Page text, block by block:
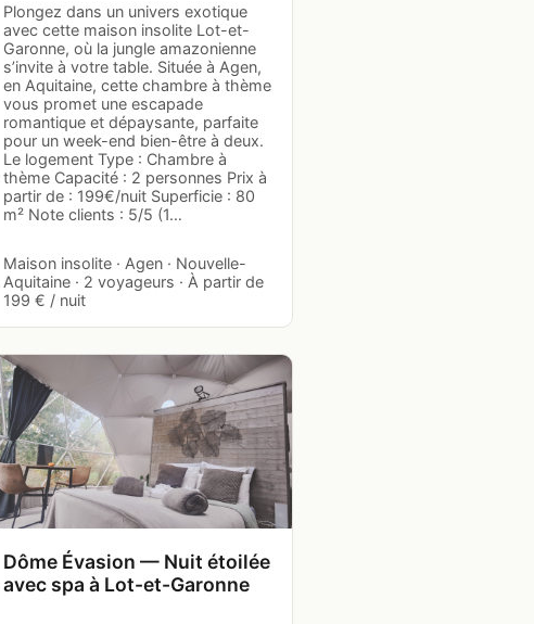
Plongez dans un univers exotique
avec cette maison insolite Lot-et-
Garonne, où la jungle amazonienne
s’invite à votre table. Située à Agen,
en Aquitaine, cette chambre à thème
vous promet une escapade
romantique et dépaysante, parfaite
pour un week-end bien-être à deux.
Le logement Type : Chambre à
thème Capacité : 2 personnes Prix à
partir de : 199€/nuit Superficie : 80
m² Note clients : 5/5 (1…
Maison insolite · Agen · Nouvelle-
Aquitaine · 2 voyageurs · À partir de
199 € / nuit
Dôme Évasion — Nuit étoilée
avec spa à Lot-et-Garonne